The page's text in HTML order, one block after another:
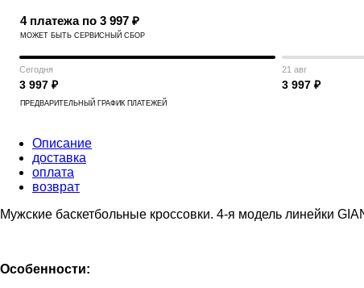
4 платежа по 3 997 ₽
МОЖЕТ БЫТЬ СЕРВИСНЫЙ СБОР
Сегодня
3 997 ₽
21 авг
3 997 ₽
ПРЕДВАРИТЕЛЬНЫЙ ГРАФИК ПЛАТЕЖЕЙ
Описание
доставка
оплата
возврат
Мужские баскетбольные кроссовки. 4-я модель линейки
Особенности: